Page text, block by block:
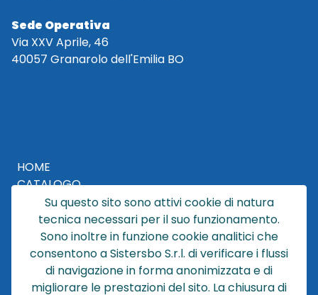
Sede Operativa
Via XXV Aprile, 46
40057 Granarolo dell'Emilia BO
HOME
CATALOGO
CHI SIAMO
NEWS
CONTATTACI
F.A.Q
CONDIZIONI DI VENDITA
Su questo sito sono attivi cookie di natura
tecnica necessari per il suo funzionamento.
Sono inoltre in funzione cookie analitici che
consentono a Sistersbo S.r.l. di verificare i flussi
di navigazione in forma anonimizzata e di
migliorare le prestazioni del sito. La chiusura di